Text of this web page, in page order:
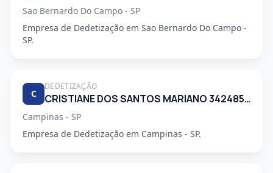
Sao Bernardo Do Campo - SP
Empresa de Dedetização em Sao Bernardo Do Campo -
SP.
C
DEDETIZAÇÃO
CRISTIANE DOS SANTOS MARIANO 34248553830
Campinas - SP
Empresa de Dedetização em Campinas - SP.